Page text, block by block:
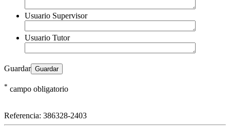
Usuario Supervisor
Usuario Tutor
Guardar
* campo obligatorio
Referencia: 386328-2403